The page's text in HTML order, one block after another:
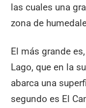
las cuales una
zona de
El más grande
Lago, que en la
abarca una
segundo es El